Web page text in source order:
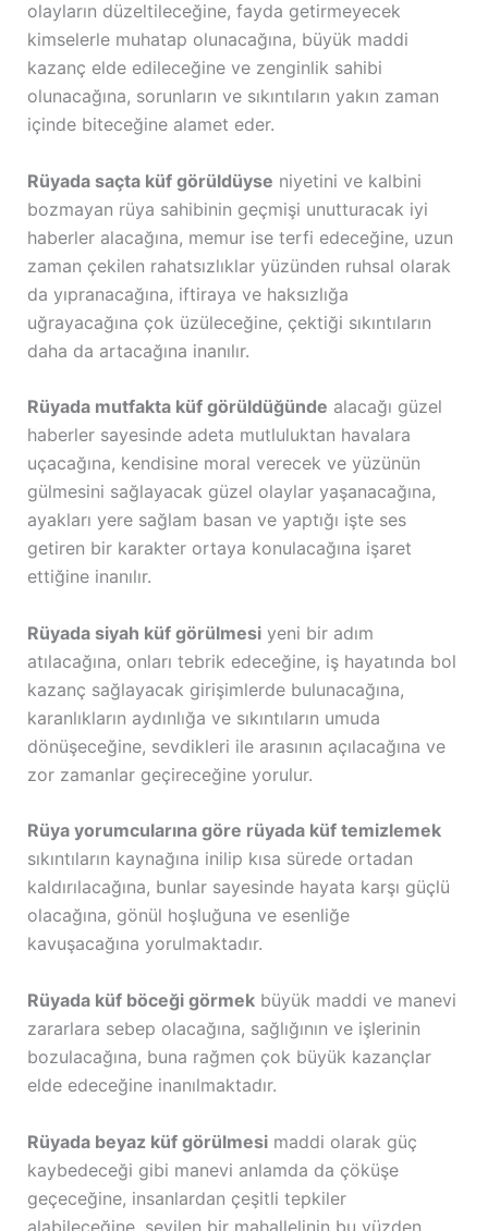
olayların düzeltileceğine, fayda getirmeyecek
kimselerle muhatap olunacağına, büyük maddi
kazanç elde edileceğine ve zenginlik sahibi
olunacağına, sorunların ve sıkıntıların yakın zaman
içinde biteceğine alamet eder.
Rüyada saçta küf görüldüyse niyetini ve kalbini
bozmayan rüya sahibinin geçmişi unutturacak iyi
haberler alacağına, memur ise terfi edeceğine, uzun
zaman çekilen rahatsızlıklar yüzünden ruhsal olarak
da yıpranacağına, iftiraya ve haksızlığa
uğrayacağına çok üzüleceğine, çektiği sıkıntıların
daha da artacağına inanılır.
Rüyada mutfakta küf görüldüğünde alacağı güzel
haberler sayesinde adeta mutluluktan havalara
uçacağına, kendisine moral verecek ve yüzünün
gülmesini sağlayacak güzel olaylar yaşanacağına,
ayakları yere sağlam basan ve yaptığı işte ses
getiren bir karakter ortaya konulacağına işaret
ettiğine inanılır.
Rüyada siyah küf görülmesiyeni bir adım
atılacağına, onları tebrik edeceğine, iş hayatında bol
kazanç sağlayacak girişimlerde bulunacağına,
karanlıkların aydınlığa ve sıkıntıların umuda
dönüşeceğine, sevdikleri ile arasının açılacağına ve
zor zamanlar geçireceğine yorulur.
Rüya yorumcularına göre rüyada küf temizlemek
sıkıntıların kaynağına inilip kısa sürede ortadan
kaldırılacağına, bunlar sayesinde hayata karşı güçlü
olacağına, gönül hoşluğuna ve esenliğe
kavuşacağına yorulmaktadır.
Rüyada küf böceği görmekbüyük maddi ve manevi
zararlara sebep olacağına, sağlığının ve işlerinin
bozulacağına, buna rağmen çok büyük kazançlar
elde edeceğine inanılmaktadır.
Rüyada beyaz küf görülmesimaddi olarak güç
kaybedeceği gibi manevi anlamda da çöküşe
geçeceğine, insanlardan çeşitli tepkiler
alabileceğine, sevilen bir mahallelinin bu yüzden